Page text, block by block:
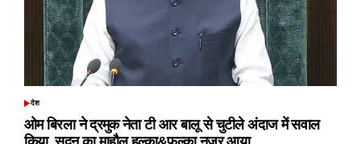
POSTED
देश
ओम बिरला ने द्रमुक नेता टी आर बालू से चुटीले अंदाज में सवाल